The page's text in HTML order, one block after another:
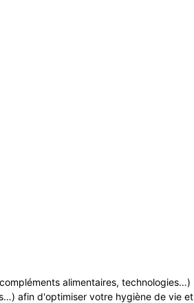
alimentaires, technologies…)
afin d'optimiser votre hygiène de vie et